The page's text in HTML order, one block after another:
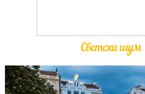
Светски шум